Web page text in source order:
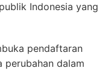
Indonesia yang
pendaftaran
perubahan dalam